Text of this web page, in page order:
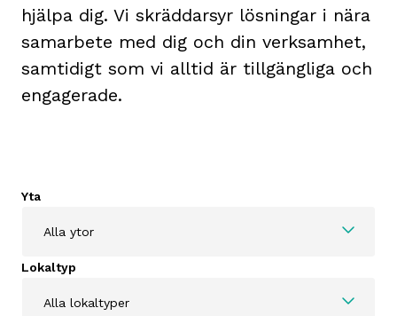
hjälpa dig. Vi skräddarsyr lösningar i nära
samarbete med dig och din verksamhet,
samtidigt som vi alltid är tillgängliga och
engagerade.
Yta
Alla ytor
Lokaltyp
Alla lokaltyper